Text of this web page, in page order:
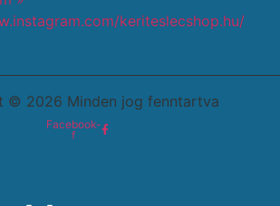
keriteslecshop.hu/
© 2026 Minden jog fenntartva
Facebook-
f